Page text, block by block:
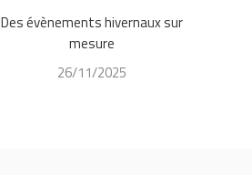
Des évènements hivernaux sur
mesure
26/11/2025